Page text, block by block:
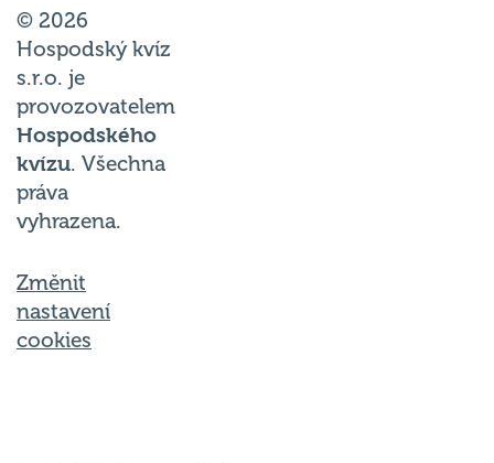
© 2026
Hospodský kvíz
s.r.o. je
provozovatelem
Hospodského
kvízu. Všechna
práva
vyhrazena.
Změnit
nastavení
cookies